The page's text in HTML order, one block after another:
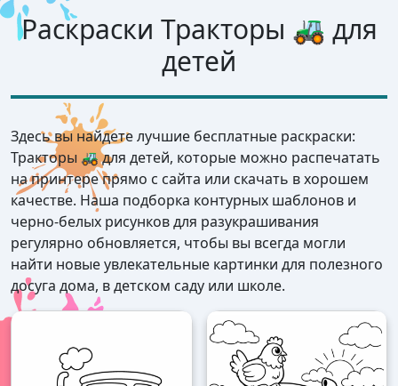
Раскраски Тракторы 🚜 для
детей
Здесь вы найдете лучшие бесплатные раскраски:
Тракторы 🚜 для детей, которые можно распечатать
на принтере прямо с сайта или скачать в хорошем
качестве. Наша подборка контурных шаблонов и
черно-белых рисунков для разукрашивания
регулярно обновляется, чтобы вы всегда могли
найти новые увлекательные картинки для полезного
досуга дома, в детском саду или школе.